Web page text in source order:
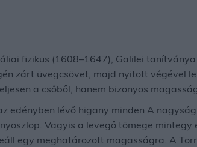
fizikus (1608–1647), Galilei
zárt üvegcsövet, majd nyitott végével
a csőből, hanem bizonyos
edényben lévő higany minden A
Vagyis a levegő tömege
egy meghatározott magasságra. A